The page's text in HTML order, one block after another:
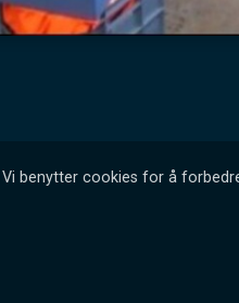
Vi benytter cookies for å